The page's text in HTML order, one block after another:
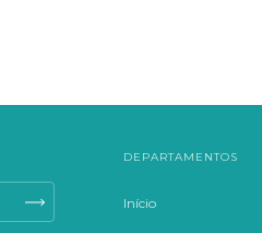
DEPARTAMENTOS
Início